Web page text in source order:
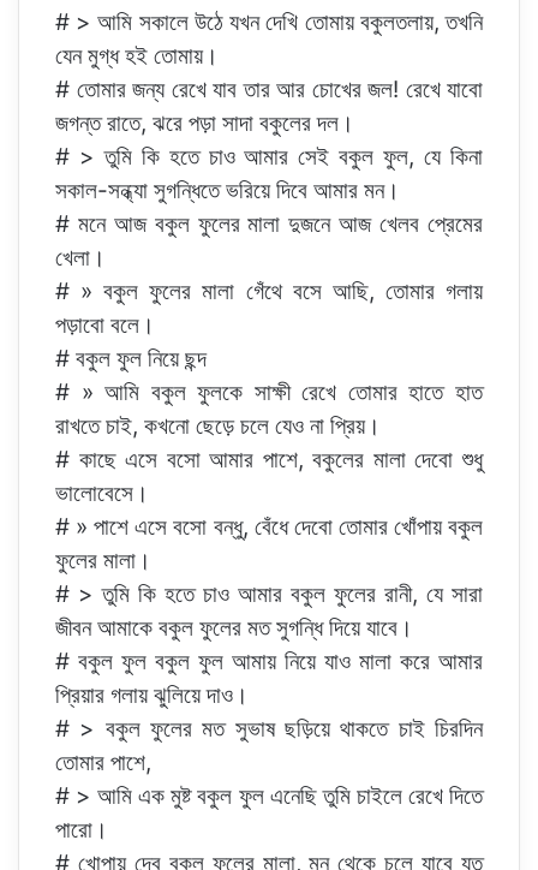
# > আমি সকালে উঠে যখন দেখি তোমায় বকুলতলায়, তখনি
যেন মুগ্ধ হই তোমায়।
# তোমার জন্য রেখে যাব তার আর চোখের জল! রেখে যাবো
জগন্ত রাতে, ঝরে পড়া সাদা বকুলের দল।
# > তুমি কি হতে চাও আমার সেই বকুল ফুল, যে কিনা
সকাল-সন্ধ্যা সুগন্ধিতে ভরিয়ে দিবে আমার মন।
# মনে আজ বকুল ফুলের মালা দুজনে আজ খেলব প্রেমের
খেলা।
# » বকুল ফুলের মালা গেঁথে বসে আছি, তোমার গলায়
পড়াবো বলে।
# বকুল ফুল নিয়ে ছন্দ
# » আমি বকুল ফুলকে সাক্ষী রেখে তোমার হাতে হাত
রাখতে চাই, কখনো ছেড়ে চলে যেও না প্রিয়।
# কাছে এসে বসো আমার পাশে, বকুলের মালা দেবো শুধু
ভালোবেসে।
# » পাশে এসে বসো বন্ধু, বেঁধে দেবো তোমার খোঁপায় বকুল
ফুলের মালা।
# > তুমি কি হতে চাও আমার বকুল ফুলের রানী, যে সারা
জীবন আমাকে বকুল ফুলের মত সুগন্ধি দিয়ে যাবে।
# বকুল ফুল বকুল ফুল আমায় নিয়ে যাও মালা করে আমার
প্রিয়ার গলায় ঝুলিয়ে দাও।
# > বকুল ফুলের মত সুভাষ ছড়িয়ে থাকতে চাই চিরদিন
তোমার পাশে,
# > আমি এক মুষ্ট বকুল ফুল এনেছি তুমি চাইলে রেখে দিতে
পারো।
# খোপায় দেব বকুল ফুলের মালা, মন থেকে চলে যাবে যত